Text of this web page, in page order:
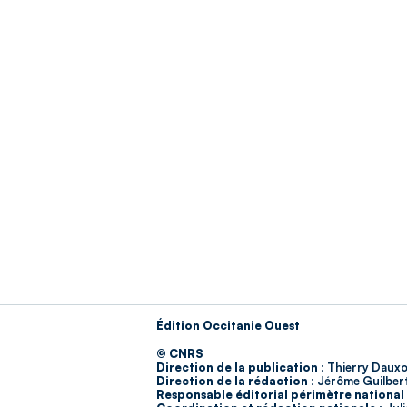
Édition Occitanie Ouest
© CNRS
Direction de la publication : Thierry
Direction de la rédaction : Jérôme
Responsable éditorial périmètre national